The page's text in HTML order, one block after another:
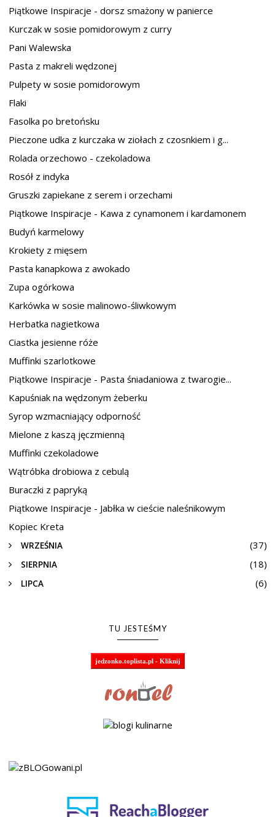
Piątkowe Inspiracje - dorsz smażony w panierce
Kurczak w sosie pomidorowym z curry
Pani Walewska
Pasta z makreli wędzonej
Pulpety w sosie pomidorowym
Flaki
Fasolka po bretońsku
Pieczone udka z kurczaka w ziołach z czosnkiem i g...
Rolada orzechowo - czekoladowa
Rosół z indyka
Gruszki zapiekane z serem i orzechami
Piątkowe Inspiracje - Kawa z cynamonem i kardamonem
Budyń karmelowy
Krokiety z mięsem
Pasta kanapkowa z awokado
Zupa ogórkowa
Karkówka w sosie malinowo-śliwkowym
Herbatka nagietkowa
Ciastka jesienne róże
Muffinki szarlotkowe
Piątkowe Inspiracje - Pasta śniadaniowa z twarogie...
Kapuśniak na wędzonym żeberku
Syrop wzmacniający odporność
Mielone z kaszą jęczmienną
Muffinki czekoladowe
Wątróbka drobiowa z cebulą
Buraczki z papryką
Piątkowe Inspiracje - Jabłka w cieście naleśnikowym
Kopiec Kreta
WRZEŚNIA (37)
SIERPNIA (18)
LIPCA (6)
TU JESTEŚMY
jedzonko.toplista.pl - Kliknij